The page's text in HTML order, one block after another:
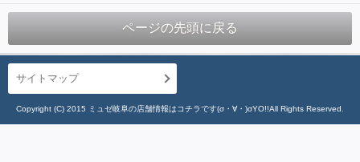
ページの先頭に戻る
サイトマップ
Copyright (C) 2015 ミュゼ岐阜の店舗情報はコチラです(σ・∀・)σYO!!All Rights Reserved.